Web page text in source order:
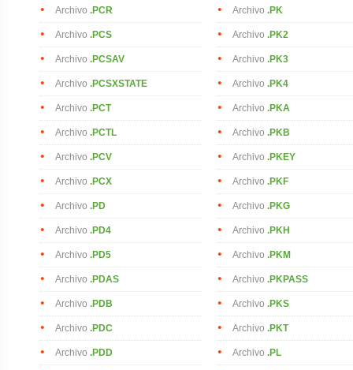
Archivo .PCR
Archivo .PCS
Archivo .PCSAV
Archivo .PCSXSTATE
Archivo .PCT
Archivo .PCTL
Archivo .PCV
Archivo .PCX
Archivo .PD
Archivo .PD4
Archivo .PD5
Archivo .PDAS
Archivo .PDB
Archivo .PDC
Archivo .PDD
Archivo .PK
Archivo .PK2
Archivo .PK3
Archivo .PK4
Archivo .PKA
Archivo .PKB
Archivo .PKEY
Archivo .PKF
Archivo .PKG
Archivo .PKH
Archivo .PKM
Archivo .PKPASS
Archivo .PKS
Archivo .PKT
Archivo .PL